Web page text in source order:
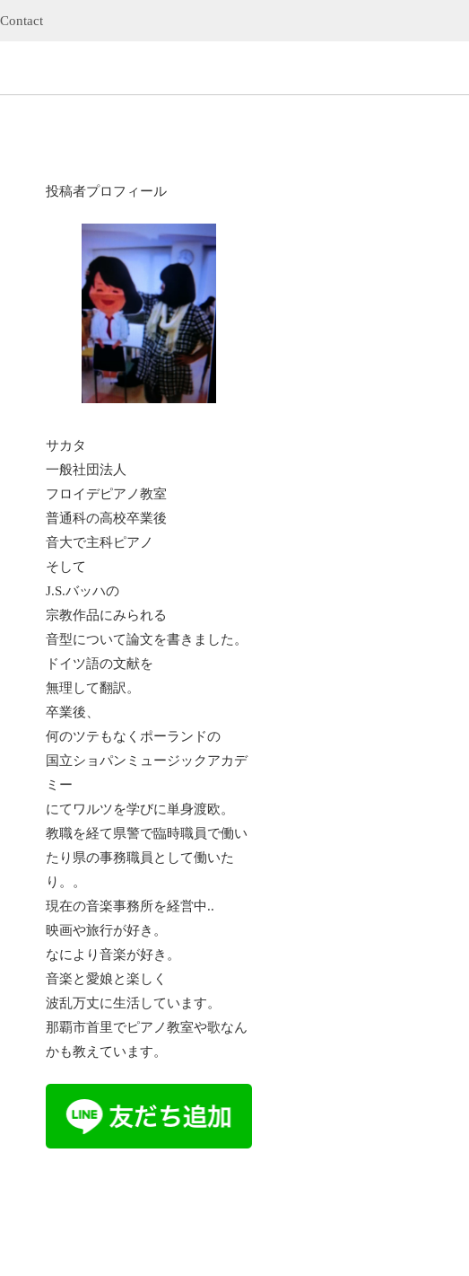
Contact
投稿者プロフィール
サカタ
一般社団法人
フロイデピアノ教室
普通科の高校卒業後
音大で主科ピアノ
そして
J.S.バッハの
宗教作品にみられる
音型について論文を書きました。
ドイツ語の文献を
無理して翻訳。
卒業後、
何のツテもなくポーランドの
国立ショパンミュージックアカデ
ミー
にてワルツを学びに単身渡欧。
教職を経て県警で臨時職員で働い
たり県の事務職員として働いた
り。。
現在の音楽事務所を経営中..
映画や旅行が好き。
なにより音楽が好き。
音楽と愛娘と楽しく
波乱万丈に生活しています。
那覇市首里でピアノ教室や歌なん
かも教えています。